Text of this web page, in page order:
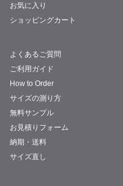
お気に入り
ショッピングカート
よくあるご質問
ご利用ガイド
How to Order
サイズの測り方
無料サンプル
お見積りフォーム
納期・送料
サイズ直し